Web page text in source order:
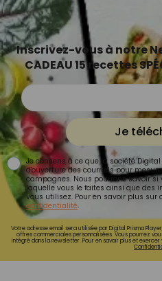
Inscrivez-vous à notre
CADEAU 15 recettes
Je
Je consens à ce que la société
d'ouverture des courriels pour
campagnes. Nous pourrons savoir si
laquelle vous le faites ainsi que des
vous utilisez. Pour en savoir plus sur
confidentialité.
Votre adresse email sera utilisée par Digital Prisma
offres commerciales personnalisées. Vous pourrez
intégré dans la newsletter. Pour en savoir plus et